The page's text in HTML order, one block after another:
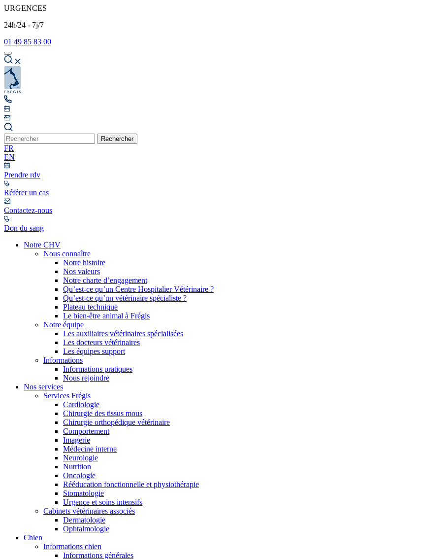
URGENCES
24h/24 - 7j/7
01 49 85 83 00
Rechercher
FR
EN
Prendre rdv
Référer un cas
Contactez-nous
Don du sang
Notre CHV
Nous connaître
Notre histoire
Nos valeurs
Notre charte d’engagement
Qu’est-ce qu’un Centre Hospitalier Vétérinaire ?
Qu’est-ce qu’un vétérinaire spécialiste ?
Plateau technique
Le bien-être animal à Frégis
Notre équipe
Les auxiliaires vétérinaires spécialisées
Les docteurs vétérinaires
Les équipes support
Informations
Informations pratiques
Nous rejoindre
Nos services
Services Frégis
Cardiologie
Chirurgie des tissus mous
Chirurgie orthopédique vétérinaire
Comportement
Imagerie
Médecine interne
Neurologie
Nutrition
Oncologie
Rééducation fonctionnelle et physiothérapie
Stomatologie
Urgence et soins intensifs
Cabinets vétérinaires associés
Dermatologie
Ophtalmologie
Chien
Informations chien
Informations générales